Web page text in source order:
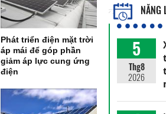
Phát triển điện mặt trời
áp mái để góp phần
giảm áp lực cung ứng
điện
NĂNG
5
Thg8
2026